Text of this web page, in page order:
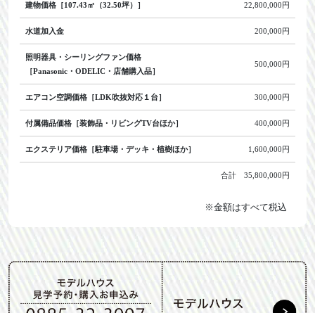
建物価格［107.43㎡（32.50坪）］ 22,800,000円
水道加入金 200,000円
照明器具・シーリングファン価格
［Panasonic・ODELIC・店舗購入品］
500,000円
エアコン空調価格［LDK吹抜対応１台］ 300,000円
付属備品価格［装飾品・リビングTV台ほか］ 400,000円
エクステリア価格［駐車場・デッキ・植樹ほか］ 1,600,000円
合計 35,800,000円
※金額はすべて税込